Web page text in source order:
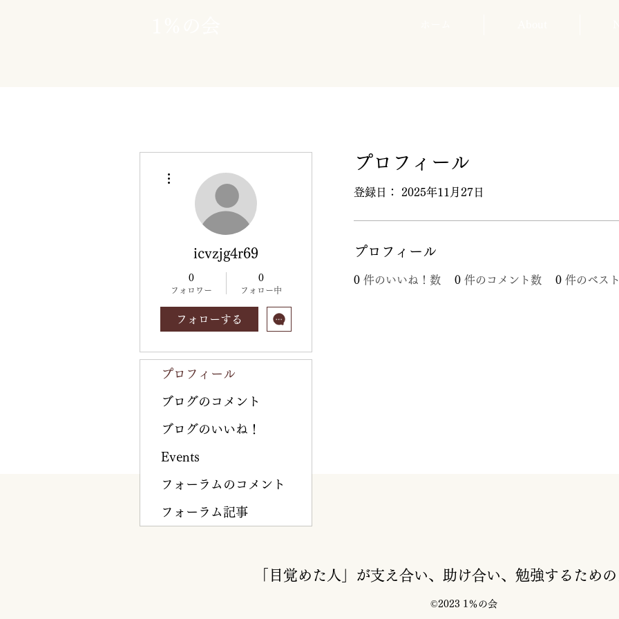
プロフィール
登録日： 2025年11月27日
プロフィール
0 件のいいね！数 0 件のコメント数 0 件のベス
icvzjg4r69
0
フォロワー
0
フォロー中
フォローする
プロフィール
ブログのコメント
ブログのいいね！
Events
フォーラムのコメント
フォーラム記事
「目覚めた人」が支え合い、助け合い、勉強するため
©2023 1％の会